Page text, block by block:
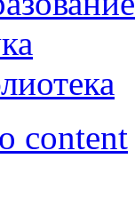
content